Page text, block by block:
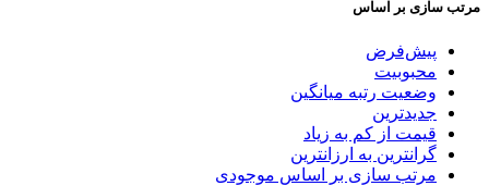
مرتب سازی بر اساس
پیش‌فرض
محبوبیت
وضعیت رتبه میانگین
جدیدترین
قیمت از کم به زیاد
گرانترین به ارزانترین
مرتب سازی بر اساس موجودی